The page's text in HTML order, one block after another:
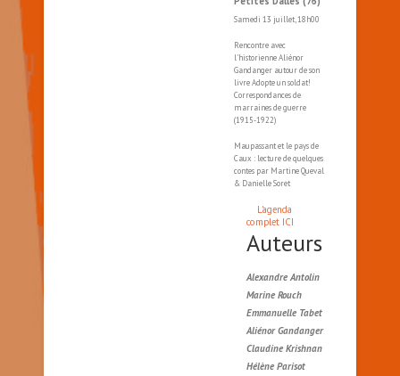
Samedi 13 juillet, 18h00
Rencontre avec
l'historienne Aliénor
Gandanger autour de son
livre Adopte un soldat!
Correspondances de
marraines de guerre
(1915-1922)
Maupassant et le pays de
Caux : lecture de quelques
contes par Martine Queval
& Danielle Soret
L'agenda
complet ICI
Auteurs
Alexandre Antolin
Marine Rouch
Emmanuelle Tabet
Aliénor Gandanger
Claudine Krishnan
Hélène Parisot